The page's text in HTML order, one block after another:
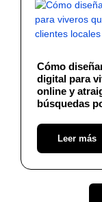
Cómo
digital para
online y
búsquedas
Leer más